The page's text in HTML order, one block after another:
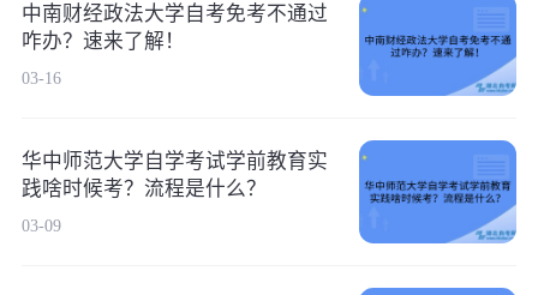
中南财经政法大学自考免考不通过
咋办？速来了解！
03-16
华中师范大学自学考试学前教育实
践啥时候考？流程是什么？
03-09